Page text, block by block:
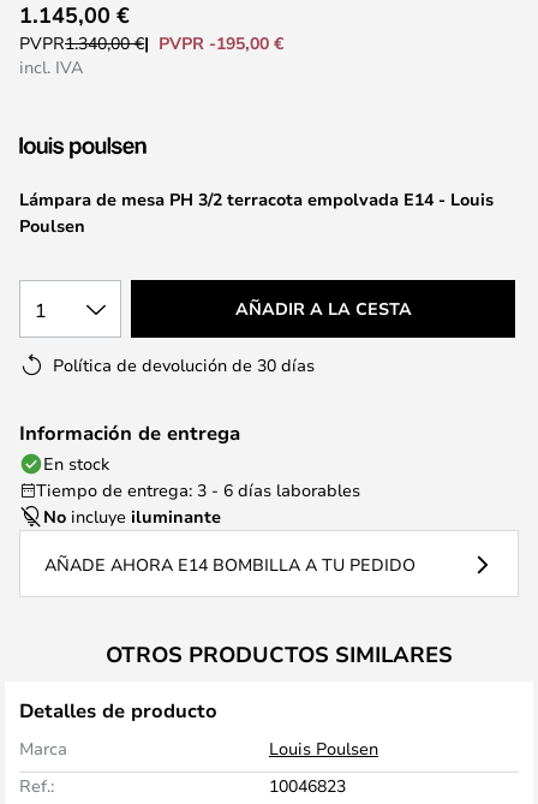
comienzo
galería
imágenes
Lámpara de mesa PH 3/2 terracota empolvada E14 - Louis
Poulsen
1.145,00 €
PVPR1.340,00 €
PVPR -195,00 €
incl. IVA
1 AÑADIR A LA CESTA
Política de devolución de 30 días
Información de entrega
En stock
Tiempo de entrega: 3 - 6 días laborables
No incluye iluminante
AÑADE AHORA E14 BOMBILLA A TU PEDIDO
OTROS PRODUCTOS SIMILARES
Detalles de producto
Marca
Louis Poulsen
Ref.:
10046823